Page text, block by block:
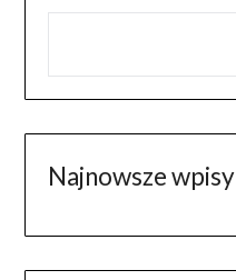
Najnowsze wpisy